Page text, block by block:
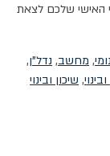
האישי שלכם לצאת
, מחשב, נדל"ן,
, שיכון ובינוי